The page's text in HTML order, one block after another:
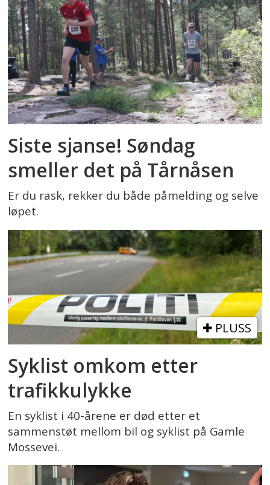
Siste sjanse! Søndag
smeller det på Tårnåsen
Er du rask, rekker du både påmelding og selve
løpet.
PLUSS
Syklist omkom etter
trafikkulykke
En syklist i 40-årene er død etter et
sammenstøt mellom bil og syklist på Gamle
Mossevei.